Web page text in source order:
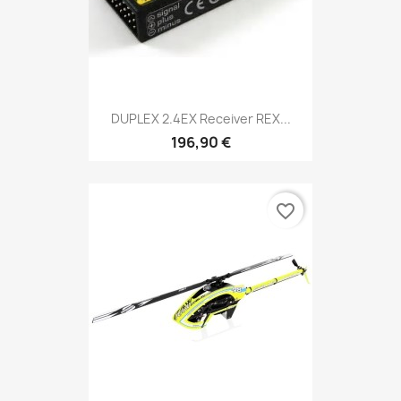
DUPLEX 2.4EX Receiver REX...
196,90 €
favorite_border